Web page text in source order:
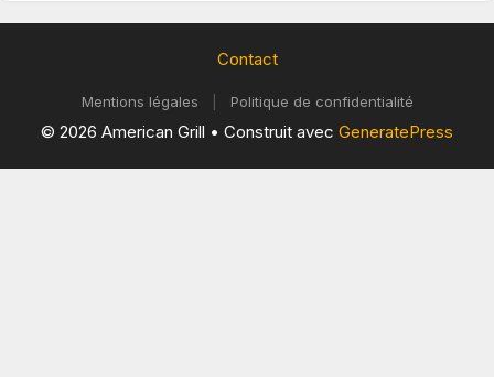
Contact
Mentions légales Politique de confidentialité
© 2026 American Grill • Construit avec GeneratePress